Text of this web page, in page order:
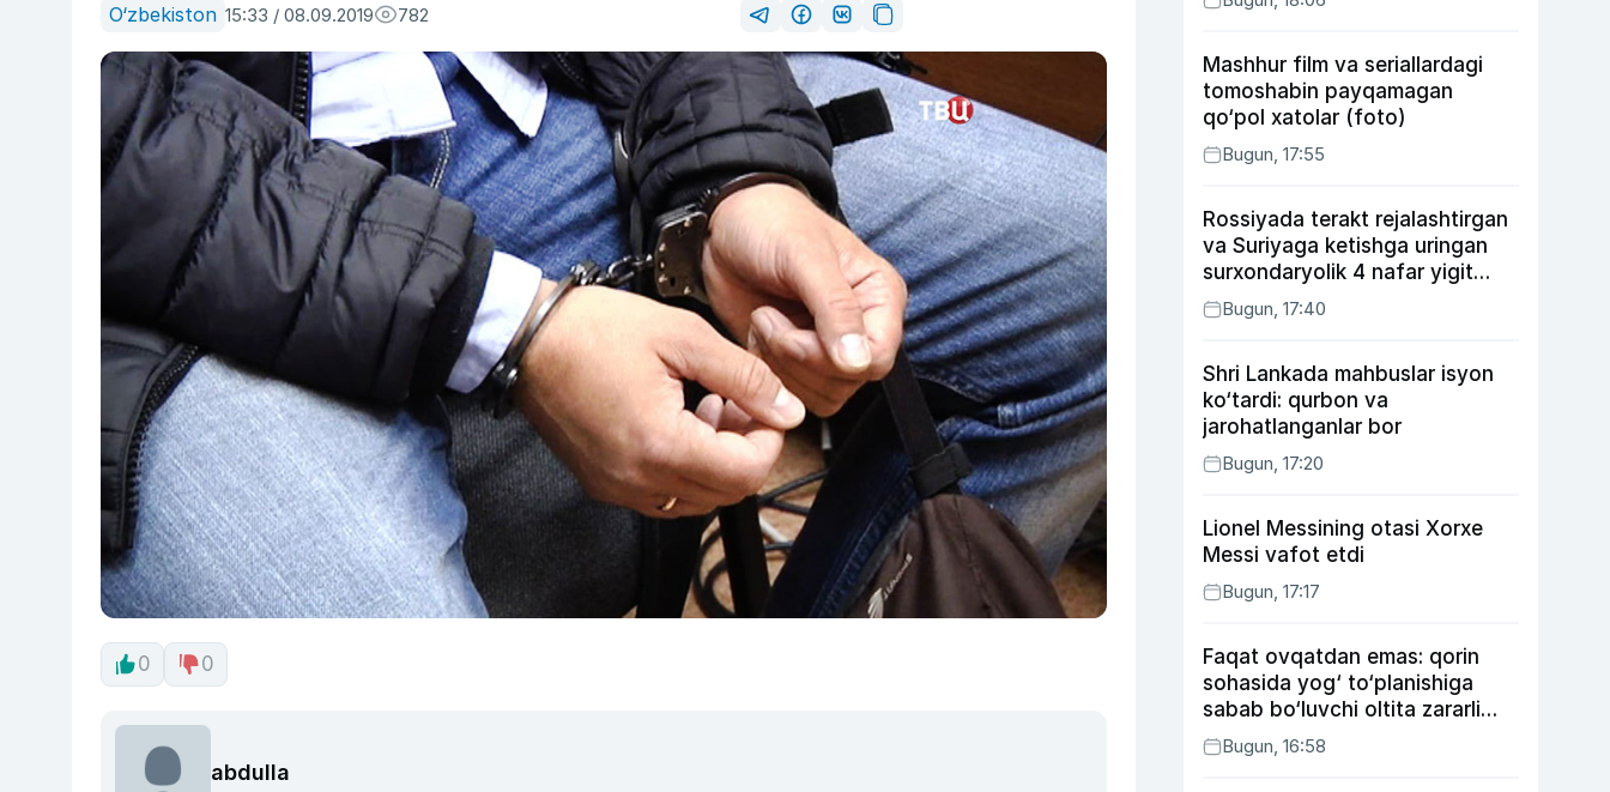
O‘zbekiston 15:33 / 08.09.2019 782
0 0
abdulla
Mashhur film va seriallardagi
tomoshabin payqamagan
qo‘pol xatolar (foto)
Bugun, 17:55
Rossiyada terakt rejalashtirgan
va Suriyaga ketishga uringan
surxondaryolik 4 nafar yigit
qamaldi
Bugun, 17:40
Shri Lankada mahbuslar isyon
ko‘tardi: qurbon va
jarohatlanganlar bor
Bugun, 17:20
Lionel Messining otasi Xorxe
Messi vafot etdi
Bugun, 17:17
Faqat ovqatdan emas: qorin
sohasida yog‘ to‘planishiga
sabab bo‘luvchi oltita zararli
odatBugun, 16:58